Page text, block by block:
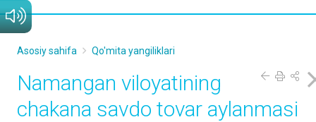
Asosiy sahifa Qo'mita yangiliklari
Namangan viloyatining
chakana savdo tovar aylanmasi